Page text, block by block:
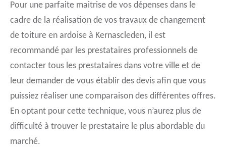
Pour une parfaite maitrise de vos dépenses dans le
cadre de la réalisation de vos travaux de changement
de toiture en ardoise à Kernascleden, il est
recommandé par les prestataires professionnels de
contacter tous les prestataires dans votre ville et de
leur demander de vous établir des devis afin que vous
puissiez réaliser une comparaison des différentes offres.
En optant pour cette technique, vous n’aurez plus de
difficulté à trouver le prestataire le plus abordable du
marché.